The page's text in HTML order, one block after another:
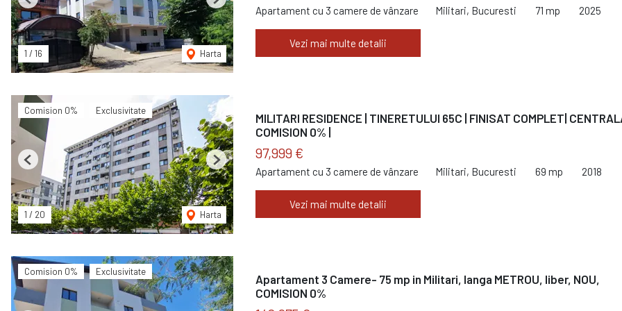
1 / 16 Harta
Previous Next
Apartament cu 3 camere de vânzare Militari, Bucuresti 71 mp 2025
Vezi mai multe detalii
Comision 0% Exclusivitate
1 / 20 Harta
Previous Next
MILITARI RESIDENCE | TINERETULUI 65C | FINISAT COMPLET|
COMISION 0% |
97,999 €
Apartament cu 3 camere de vânzare Militari, Bucuresti 69 mp 2018
Vezi mai multe detalii
Comision 0% Exclusivitate
Apartament 3 Camere- 75 mp in Militari, langa METROU, liber, NOU,
COMISION 0%